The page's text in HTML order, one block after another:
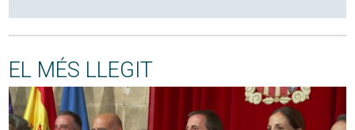
EL MÉS LLEGIT